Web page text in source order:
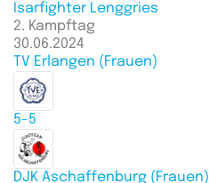
Isarfighter Lenggries
2. Kampftag
30.06.2024
TV Erlangen (Frauen)
5-5
DJK Aschaffenburg (Frauen)